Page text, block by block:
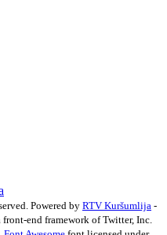
Powered by RTV Kuršumlija -
front-end framework of Twitter, Inc.